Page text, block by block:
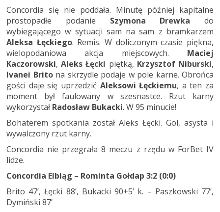
Concordia się nie poddała. Minutę później kapitalne
prostopadłe podanie Szymona Drewka do
wybiegającego w sytuacji sam na sam z bramkarzem
Aleksa Łęckiego. Remis. W doliczonym czasie piękna,
wielopodaniowa akcja miejscowych. Maciej
Kaczorowski,Aleks Łęcki piętką, Krzysztof Niburski,
Ivanei Britona skrzydle podaje w pole karne. Obrońca
gości daje się uprzedzić Aleksowi Łęckiemu, a ten za
moment był faulowany w szesnastce. Rzut karny
wykorzystał Radosław Bukacki. W 95 minucie!
Bohaterem spotkania został Aleks Łęcki. Gol, asysta i
wywalczony rzut karny.
Concordia nie przegrała 8 meczu z rzędu w ForBet IV
lidze.
Concordia Elbląg – Rominta Gołdap 3:2 (0:0)
Brito 47’, Łęcki 88’, Bukacki 90+5’ k. – Paszkowski 77’,
Dymiński 87’